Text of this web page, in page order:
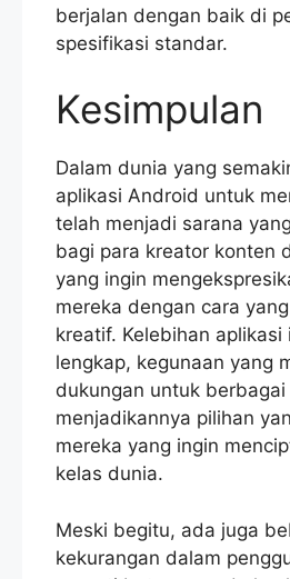
berjalan dengan baik di
spesifikasi standar.
Kesimpulan
Dalam dunia yang
aplikasi Android untuk
telah menjadi sarana
bagi para kreator konten
yang ingin
mereka dengan cara
kreatif. Kelebihan
lengkap, kegunaan yang
dukungan untuk
menjadikannya pilihan
mereka yang ingin
kelas dunia.
Meski begitu, ada juga
kekurangan dalam